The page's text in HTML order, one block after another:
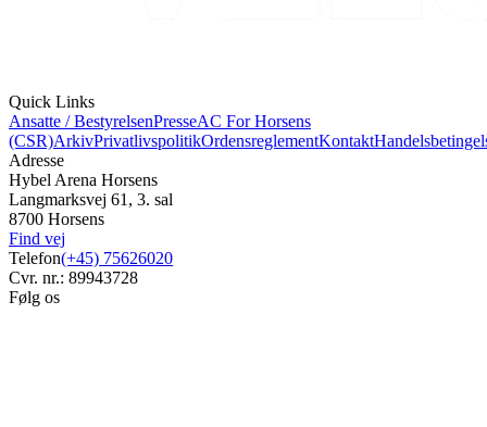
Quick Links
Ansatte / BestyrelsenPresseAC For Horsens
(CSR)ArkivPrivatlivspolitikOrdensreglementKontakt
Adresse
Hybel Arena Horsens
Langmarksvej 61, 3. sal
8700 Horsens
Find vej
Telefon(+45) 75626020
Cvr. nr.: 89943728
Følg os